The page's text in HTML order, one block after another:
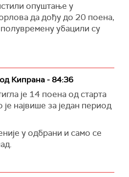
опуштање у
да дођу до 20 поена,
убацили су
Кипрана - 84:36
је 14 поена од старта
највише за један период
у одбрани и само се